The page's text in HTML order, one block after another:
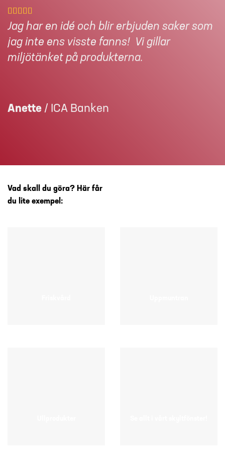
Jag har en idé och blir erbjuden saker som
jag inte ens visste fanns! Vi gillar
miljötänket på produkterna.
Anette / ICA Banken
Vad skall du göra? Här får
du lite exempel: